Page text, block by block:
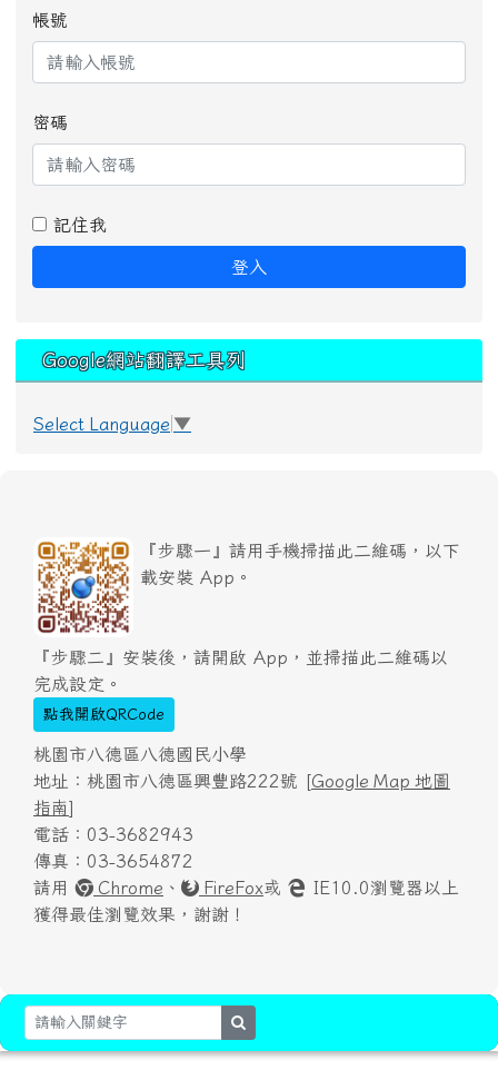
帳號
密碼
記住我
登入
Google網站翻譯工具列
Select Language ▼
『步驟一』請用手機掃描此二維碼，以下
載安裝 App。
『步驟二』安裝後，請開啟 App，並掃描此二維碼以
完成設定。
點我開啟QRCode
桃園市八德區八德國民小學
地址：桃園市八德區興豐路222號 [Google Map 地圖
指南]
電話：03-3682943
傳真：03-3654872
請用
Chrome 、 FireFox或
IE10.0瀏覽器以上
獲得最佳瀏覽效果，謝謝！